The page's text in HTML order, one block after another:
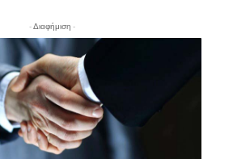
- Διαφήμιση -